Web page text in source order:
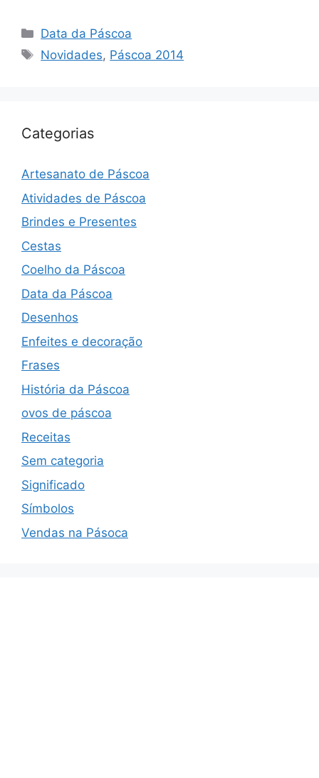
Categorias
Data da Páscoa
Tags
Novidades, Páscoa 2014
Categorias
Artesanato de Páscoa
Atividades de Páscoa
Brindes e Presentes
Cestas
Coelho da Páscoa
Data da Páscoa
Desenhos
Enfeites e decoração
Frases
História da Páscoa
ovos de páscoa
Receitas
Sem categoria
Significado
Símbolos
Vendas na Pásoca